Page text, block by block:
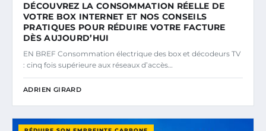
DÉCOUVREZ LA CONSOMMATION RÉELLE DE
VOTRE BOX INTERNET ET NOS CONSEILS
PRATIQUES POUR RÉDUIRE VOTRE FACTURE
DÈS AUJOURD’HUI
EN BREF Consommation électrique des box et décodeurs TV
: cinq fois supérieure aux réseaux d’accès…
ADRIEN GIRARD